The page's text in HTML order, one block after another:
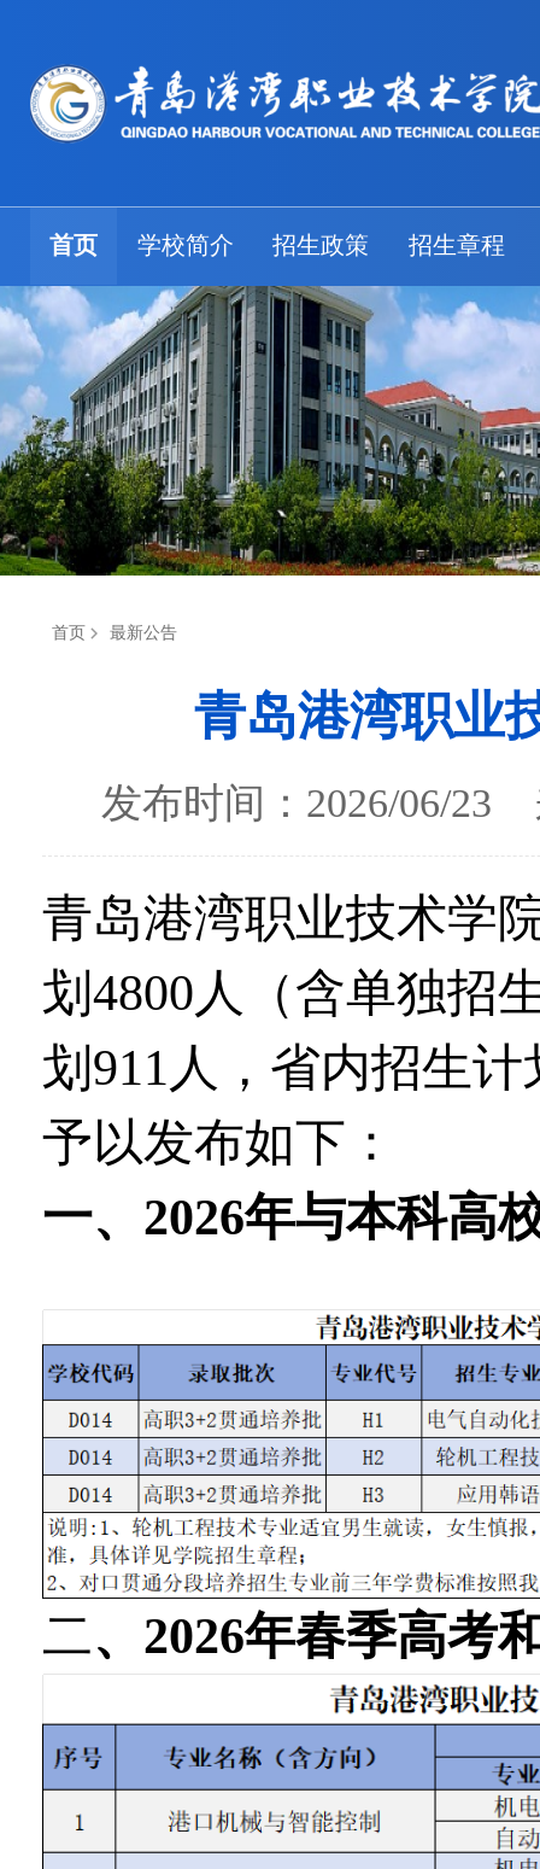
首页 学校简介 招生政策 招生章程
首页 最新公告
青岛港湾职业
发布时间：2026/06/
青岛港湾职业技术学
划 4800人（含单独招
划 911 人，省内招生计
予以发布如下：
一、2026年与本科高
二、2026年春季高考